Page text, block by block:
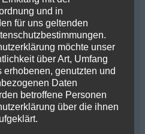
purus in massa
pharetra et ultrices
elementum nisi.
Vulputate enim
luctus accumsan.
volutpat commodo sed
proin sed libero. Ut
Mi quis
und in
für uns geltenden
möchte unser
über Art, Umfang
erhobenen, genutzten und
Daten
betroffene Personen
über die ihnen